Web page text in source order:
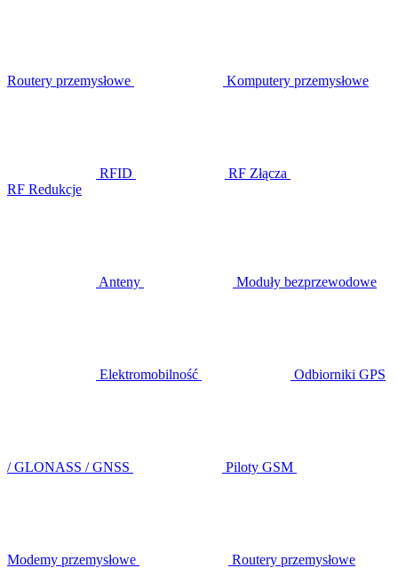
Routery przemysłowe Komputery przemysłowe
RFID
RF Złącza
RF Redukcje
Anteny Moduły bezprzewodowe
Elektromobilność Odbiorniki GPS
/ GLONASS / GNSS Piloty GSM
Modemy przemysłowe Routery przemysłowe